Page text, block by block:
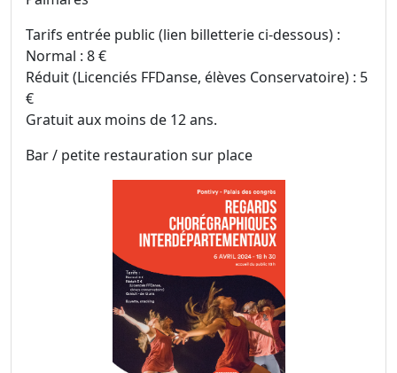
Tarifs entrée public (lien billetterie ci-dessous) :
Normal : 8 €
Réduit (Licenciés FFDanse, élèves Conservatoire) : 5
€
Gratuit aux moins de 12 ans.
Bar / petite restauration sur place